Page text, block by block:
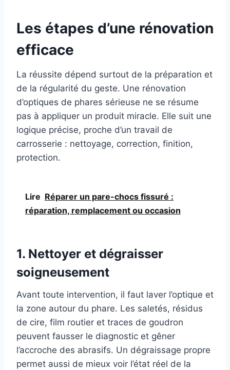
Les étapes d’une rénovation
efficace
La réussite dépend surtout de la préparation et
de la régularité du geste. Une rénovation
d’optiques de phares sérieuse ne se résume
pas à appliquer un produit miracle. Elle suit une
logique précise, proche d’un travail de
carrosserie : nettoyage, correction, finition,
protection.
Lire Réparer un pare-chocs fissuré :
réparation, remplacement ou occasion
1. Nettoyer et dégraisser
soigneusement
Avant toute intervention, il faut laver l’optique et
la zone autour du phare. Les saletés, résidus
de cire, film routier et traces de goudron
peuvent fausser le diagnostic et gêner
l’accroche des abrasifs. Un dégraissage propre
permet aussi de mieux voir l’état réel de la